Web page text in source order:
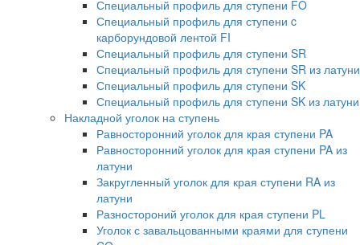
Специальный профиль для ступени FO
Специальный профиль для ступени c
карборундовой лентой FI
Специальный профиль для ступени SR
Специальный профиль для ступени SR из латуни
Специальный профиль для ступени SK
Специальный профиль для ступени SK из латуни
Накладной уголок на ступень
Равносторонний уголок для края ступени PA
Равносторонний уголок для края ступени PA из
латуни
Закругленный уголок для края ступени RA из
латуни
Разностороний уголок для края ступени PL
Уголок с завальцованными краями для ступени